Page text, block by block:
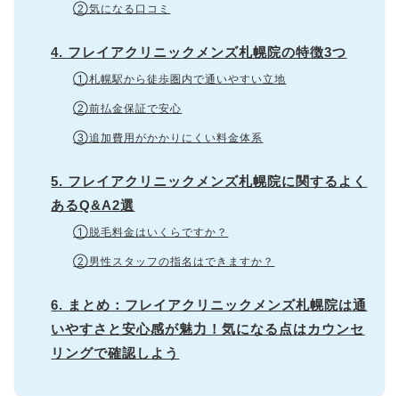
②気になる口コミ
4. フレイアクリニックメンズ札幌院の特徴3つ
①札幌駅から徒歩圏内で通いやすい立地
②前払金保証で安心
③追加費用がかかりにくい料金体系
5. フレイアクリニックメンズ札幌院に関するよく
あるQ&A2選
①脱毛料金はいくらですか？
②男性スタッフの指名はできますか？
6. まとめ：フレイアクリニックメンズ札幌院は通
いやすさと安心感が魅力！気になる点はカウンセ
リングで確認しよう